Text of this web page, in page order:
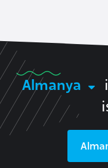
Almanya
t
k
K
n